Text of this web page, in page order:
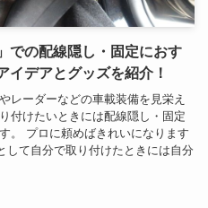
での配線隠し・固定におす
イデアとグッズを紹介！
レーダーなどの車載装備を見栄え
付けたいときには配線隠し・固定
。 プロに頼めばきれいになります
して自分で取り付けたときには自分